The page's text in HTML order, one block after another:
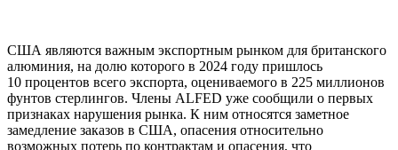
США являются важным экспортным рынком для британского
алюминия, на долю которого в 2024 году пришлось
10 процентов всего экспорта, оцениваемого в 225 миллионов
фунтов стерлингов. Члены ALFED уже сообщили о первых
признаках нарушения рынка. К ним относятся заметное
замедление заказов в США, опасения относительно
возможных потерь по контрактам и опасения, что